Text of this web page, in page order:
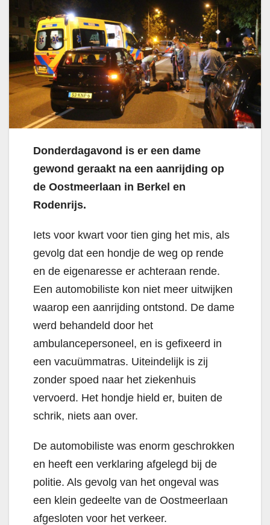
Donderdagavond is er een dame
gewond geraakt na een aanrijding op
de Oostmeerlaan in Berkel en
Rodenrijs.
Iets voor kwart voor tien ging het mis, als
gevolg dat een hondje de weg op rende
en de eigenaresse er achteraan rende.
Een automobiliste kon niet meer uitwijken
waarop een aanrijding ontstond. De dame
werd behandeld door het
ambulancepersoneel, en is gefixeerd in
een vacuümmatras. Uiteindelijk is zij
zonder spoed naar het ziekenhuis
vervoerd. Het hondje hield er, buiten de
schrik, niets aan over.
De automobiliste was enorm geschrokken
en heeft een verklaring afgelegd bij de
politie. Als gevolg van het ongeval was
een klein gedeelte van de Oostmeerlaan
afgesloten voor het verkeer.